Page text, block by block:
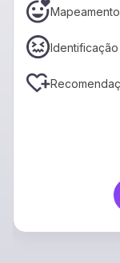
Conversão
Ajustes via
Relatório de